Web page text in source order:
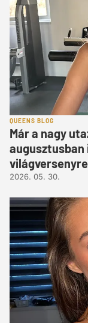
QUEENS BLOG
Már a nagy
augusztusban
világversenyre
2026. 05. 30.